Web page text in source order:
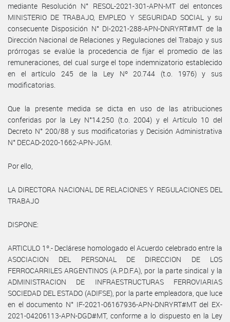
mediante Resolución N° RESOL-2021-301-APN-MT del entonces
MINISTERIO DE TRABAJO, EMPLEO Y SEGURIDAD SOCIAL y su
consecuente Disposición N° DI-2021-288-APN-DNRYRT#MT de la
Dirección Nacional de Relaciones y Regulaciones del Trabajo y sus
prórrogas se evalúe la procedencia de fijar el promedio de las
remuneraciones, del cual surge el tope indemnizatorio establecido
en el artículo 245 de la Ley Nº 20.744 (t.o. 1976) y sus
modificatorias.
Que la presente medida se dicta en uso de las atribuciones
conferidas por la Ley N°14.250 (t.o. 2004) y el Artículo 10 del
Decreto N° 200/88 y sus modificatorias y Decisión Administrativa
N° DECAD-2020-1662-APN-JGM.
Por ello,
LA DIRECTORA NACIONAL DE RELACIONES Y REGULACIONES DEL
TRABAJO
DISPONE:
ARTICULO 1º.- Declárese homologado el Acuerdo celebrado entre la
ASOCIACION DEL PERSONAL DE DIRECCION DE LOS
FERROCARRILES ARGENTINOS (A.P.D.F.A), por la parte sindical y la
ADMINISTRACION DE INFRAESTRUCTURAS FERROVIARIAS
SOCIEDAD DEL ESTADO (ADIFSE), por la parte empleadora, que luce
en el documento N° IF-2021-06167936-APN-DNRYRT#MT del EX-
2021-04206113-APN-DGD#MT, conforme a lo dispuesto en la Ley